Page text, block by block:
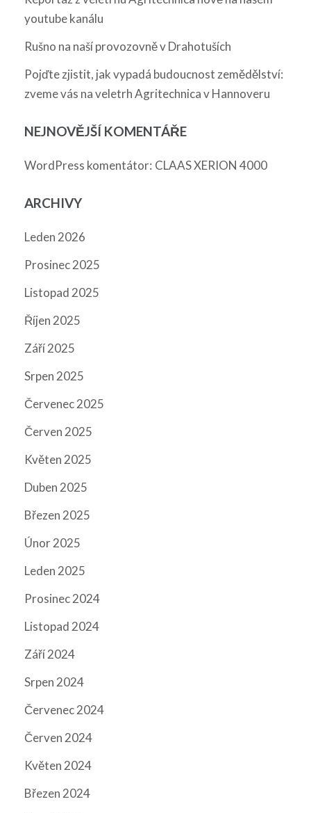
youtube kanálu
Rušno na naší provozovně v Drahotuších
Pojďte zjistit, jak vypadá budoucnost zemědělství:
zveme vás na veletrh Agritechnica v Hannoveru
NEJNOVĚJŠÍ KOMENTÁŘE
WordPress komentátor: CLAAS XERION 4000
ARCHIVY
Leden 2026
Prosinec 2025
Listopad 2025
Říjen 2025
Září 2025
Srpen 2025
Červenec 2025
Červen 2025
Květen 2025
Duben 2025
Březen 2025
Únor 2025
Leden 2025
Prosinec 2024
Listopad 2024
Září 2024
Srpen 2024
Červenec 2024
Červen 2024
Květen 2024
Březen 2024